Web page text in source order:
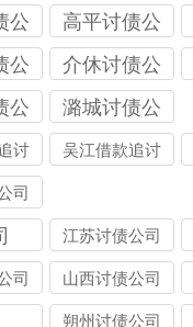
司
公
高平讨债公
司
公
介休讨债公
司
公
潞城讨债公
司
讨 吴江借款追讨
司
江苏讨债公司
司 山西讨债公司
朔州讨债公司